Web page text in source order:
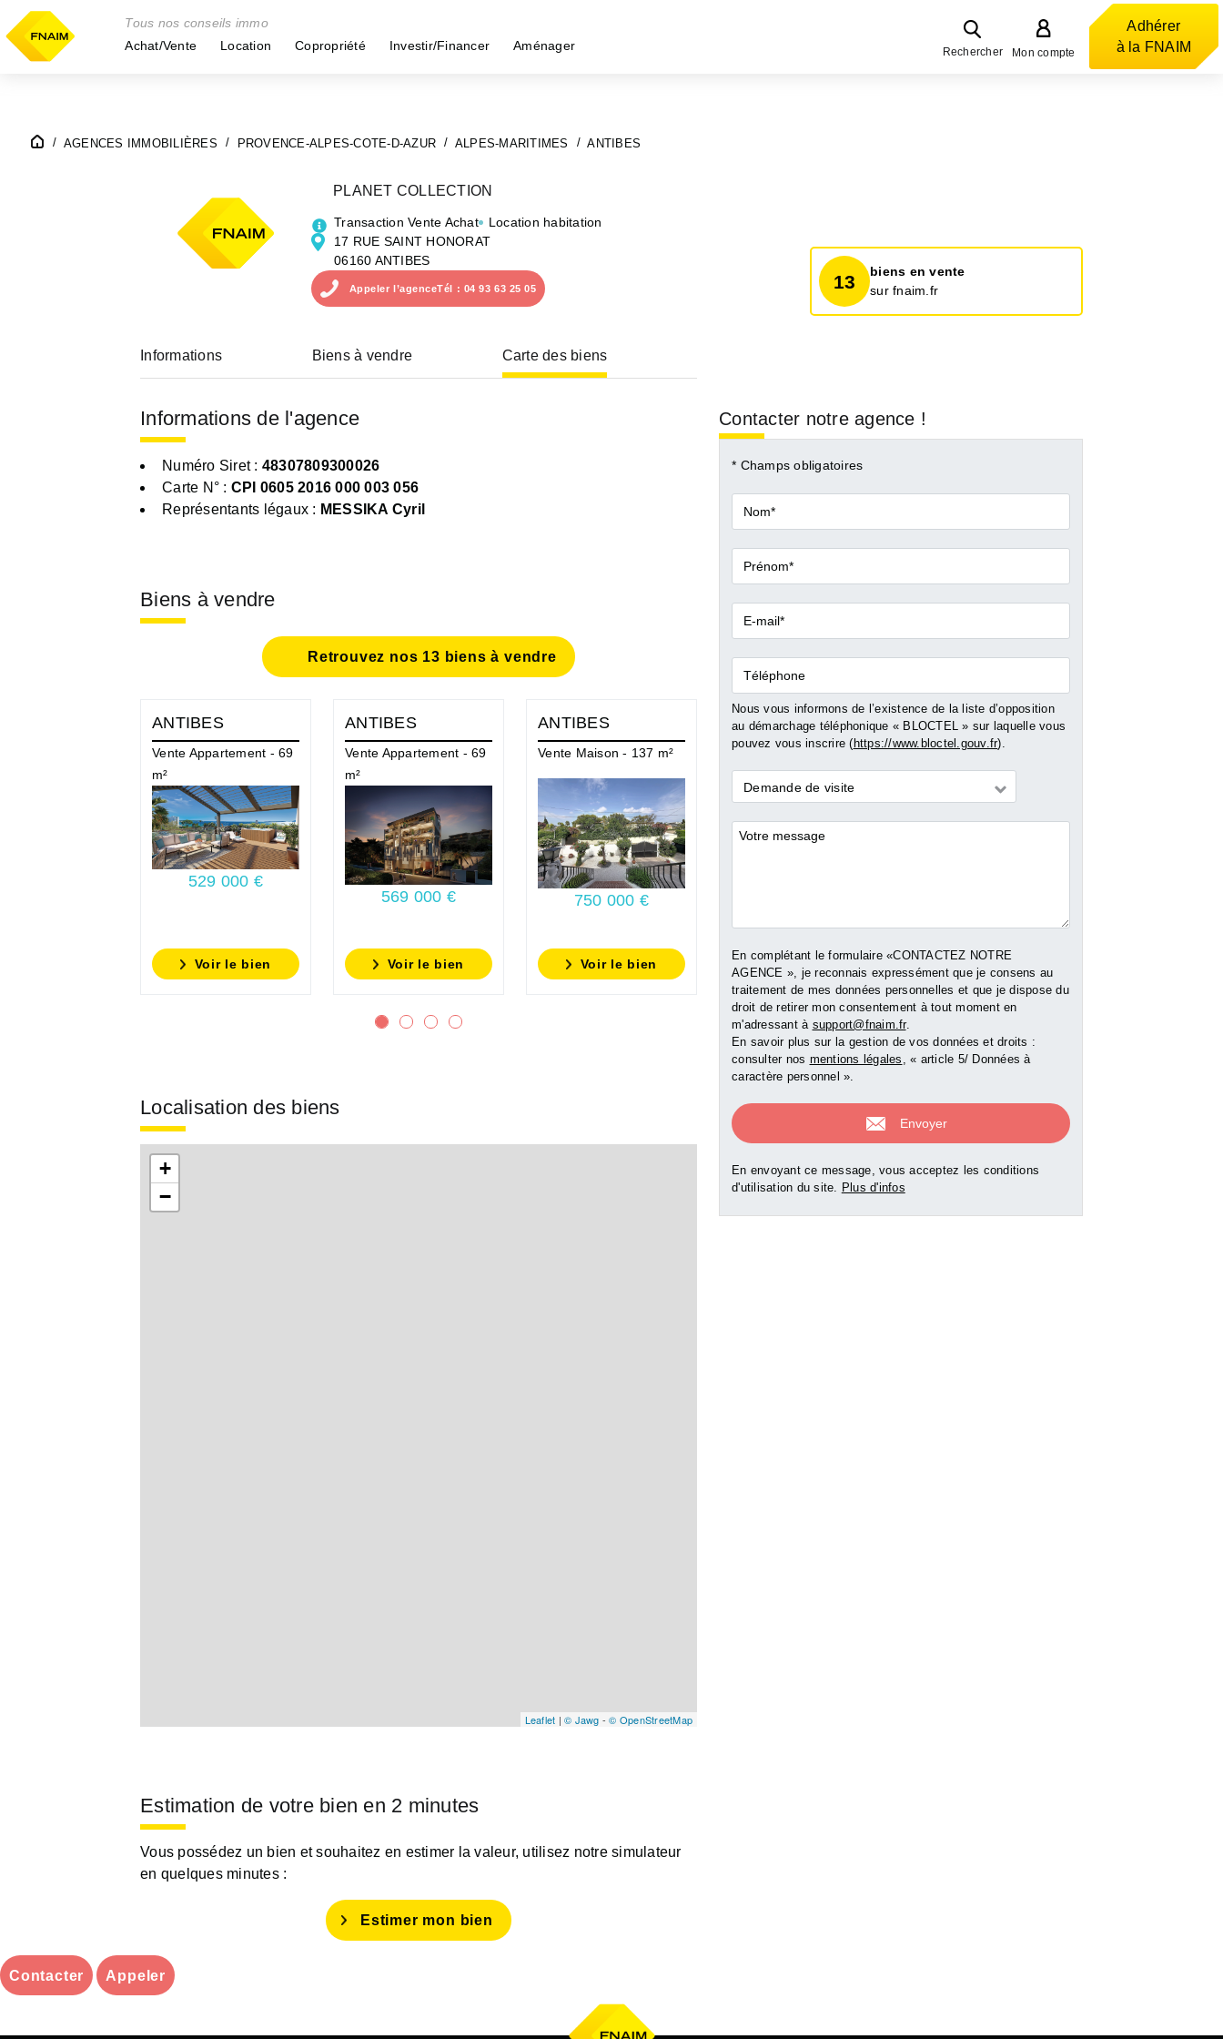
Tous nos conseils immo
Achat/Vente
Location Copropriété Investir/Financer Aménager Rechercher Mon compte
Adhérer
à la FNAIM
AGENCES IMMOBILIÈRES PROVENCE-ALPES-COTE-D-AZUR ALPES-MARITIMES ANTIBES
PLANET COLLECTION
Transaction Vente Achat
Location habitation
17 RUE SAINT HONORAT
06160 ANTIBES
Appeler l’agenceTél : 04 93 63 25 05 13
biens en vente
sur fnaim.fr
Informations Biens à vendre Carte des biens
Informations de l'agence
Numéro Siret : 48307809300026
Carte N° : CPI 0605 2016 000 003 056
Représentants légaux : MESSIKA Cyril
Biens à vendre
Retrouvez nos 13 biens à vendre
ANTIBES
Vente Appartement - 69
m²
529 000 €
Voir le bien
ANTIBES
Vente Appartement - 69
m²
569 000 €
Voir le bien
ANTIBES
Vente Maison - 137 m²
750 000 €
Voir le bien
JUAN LES PINS
Vente Appartement - 83
m²
Voir le bien
ANTIBES
Vente Appartement - 93
m²
Honoraires charge acquéreur
Voir le bien
Localisation des biens
+
−
Leaflet | © Jawg -© OpenStreetMap
Estimation de votre bien en 2 minutes
Vous possédez un bien et souhaitez en estimer la valeur, utilisez notre simulateur
en quelques minutes :
Estimer mon bien
Contacter notre agence !
* Champs obligatoires
Nom*
Prénom*
E-
mail*
Téléphone
Nous vous informons de l’existence de la liste d’opposition
au démarchage téléphonique « BLOCTEL » sur laquelle vous
pouvez vous inscrire (https://www.bloctel.gouv.fr).
Demande
*
Demande de visite
Commentaires
En complétant le formulaire «CONTACTEZ NOTRE
AGENCE », je reconnais expressément que je consens au
traitement de mes données personnelles et que je dispose du
droit de retirer mon consentement à tout moment en
m'adressant à support@fnaim.fr.
En savoir plus sur la gestion de vos données et droits :
consulter nos mentions légales , « article 5/ Données à
caractère personnel ».
En envoyant ce message, vous acceptez les conditions
d'utilisation du site. Plus d'infos
Contacter Appeler